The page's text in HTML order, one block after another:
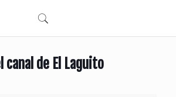
canal de El Laguito